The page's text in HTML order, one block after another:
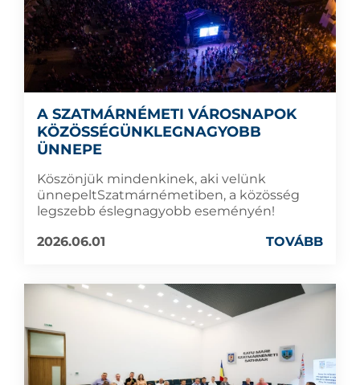
A SZATMÁRNÉMETI VÁROSNAPOK
KÖZÖSSÉGÜNKLEGNAGYOBB
ÜNNEPE
Köszönjük mindenkinek, aki velünk
ünnepeltSzatmárnémetiben, a közösség
legszebb éslegnagyobb eseményén!
2026.06.01
TOVÁBB